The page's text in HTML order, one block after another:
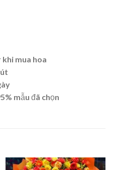
mua hoa
mẫu đã chọn